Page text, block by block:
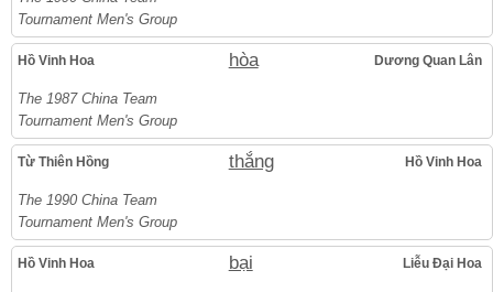
Tournament Men's Group
Hồ Vinh Hoa hòa Dương Quan Lân
The 1987 China Team
Tournament Men's Group
Từ Thiên Hồng thắng Hồ Vinh Hoa
The 1990 China Team
Tournament Men's Group
Hồ Vinh Hoa bại Liễu Đại Hoa